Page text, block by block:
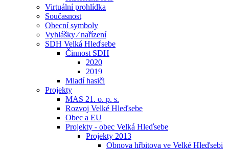
Virtuální prohlídka
Současnost
Obecní symboly
Vyhlášky ⁄ nařízení
SDH Velká Hleďsebe
Činnost SDH
2020
2019
Mladí hasiči
Projekty
MAS 21. o. p. s.
Rozvoj Velké Hleďsebe
Obec a EU
Projekty - obec Velká Hleďsebe
Projekty 2013
Obnova hřbitova ve Velké Hleďsebi